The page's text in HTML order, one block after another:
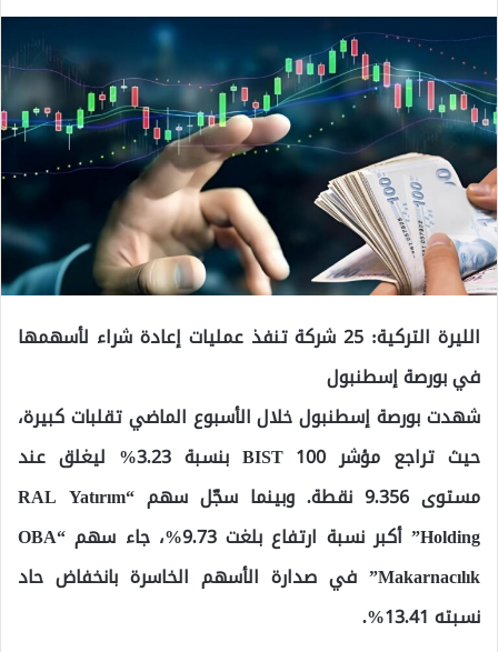
الليرة التركية: 25 شركة تنفذ عمليات إعادة شراء لأسهمها
في بورصة إسطنبول
شهدت بورصة إسطنبول خلال الأسبوع الماضي تقلبات كبيرة،
حيث تراجع مؤشر BIST 100 بنسبة 3.23% ليغلق عند
مستوى 9.356 نقطة. وبينما سجّل سهم “RAL Yatırım
Holding” أكبر نسبة ارتفاع بلغت 9.73%، جاء سهم “OBA
Makarnacılık” في صدارة الأسهم الخاسرة بانخفاض حاد
نسبته 13.41%.